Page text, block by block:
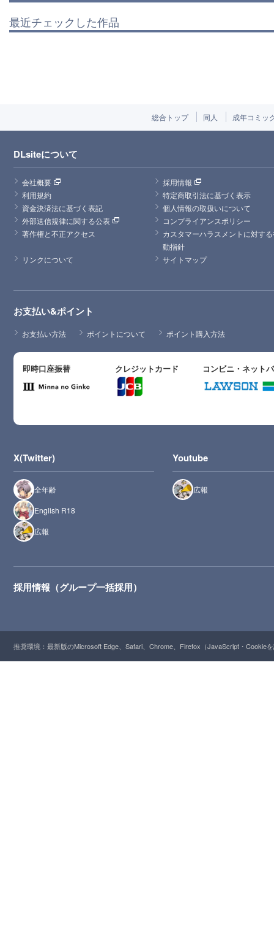
最近チェックした作品
総合トップ 同人 成年コミッ
DLsiteについて
会社概要
採用情報
利用規約
特定商取引法に基づく表示
資金決済法に基づく表記
個人情報の取扱いについて
外部送信規律に関する公表
コンプライアンスポリシー
著作権と不正アクセス
カスタマーハラスメントに対す
動指針
リンクについて
サイトマップ
お支払い&ポイント
お支払い方法 ポイントについて ポイント購入方法
即時口座振替 クレジットカード コンビニ・ネット
X(Twitter)
全年齢
English R18
広報
Youtube
広報
採用情報（グループ一括採用）
推奨環境：最新版のMicrosoft Edge、Safari、Chrome、Firefox（JavaScript・Cookie